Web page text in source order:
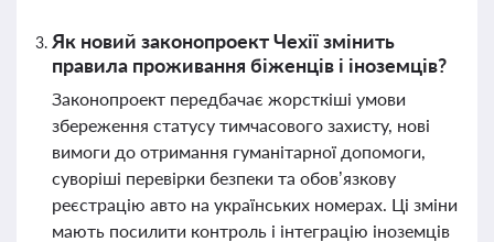
Як новий законопроект Чехії змінить
правила проживання біженців і іноземців?
Законопроект передбачає жорсткіші умови
збереження статусу тимчасового захисту, нові
вимоги до отримання гуманітарної допомоги,
суворіші перевірки безпеки та обов’язкову
реєстрацію авто на українських номерах. Ці зміни
мають посилити контроль і інтеграцію іноземців